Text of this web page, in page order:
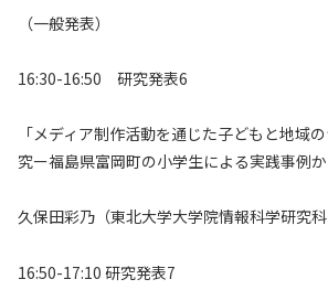
（一般発表）
16:30-16:50 研究発表6
「メディア制作活動を通じた子どもと地域
究ー福島県富岡町の小学生による実践事例か
久保田彩乃（東北大学大学院情報科学研究科
16:50-17:10 研究発表7